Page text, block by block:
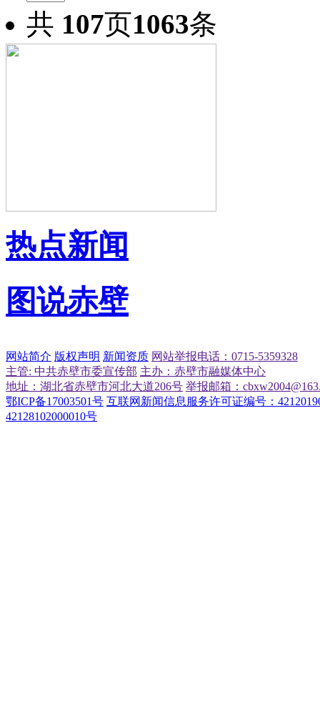
共 107页1063条
热点新闻
图说赤壁
网站简介 版权声明 新闻资质 网站举报电话：0715-5359328
主管: 中共赤壁市委宣传部 主办：赤壁市融媒体中心
地址：湖北省赤壁市河北大道206号 举报邮箱：
鄂ICP备17003501号 互联网新闻信息服务许可证编号：
42128102000010号